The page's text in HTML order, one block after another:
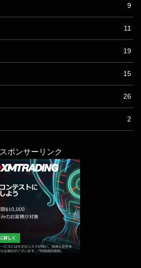
9
11
19
15
26
2
スポンサーリンク